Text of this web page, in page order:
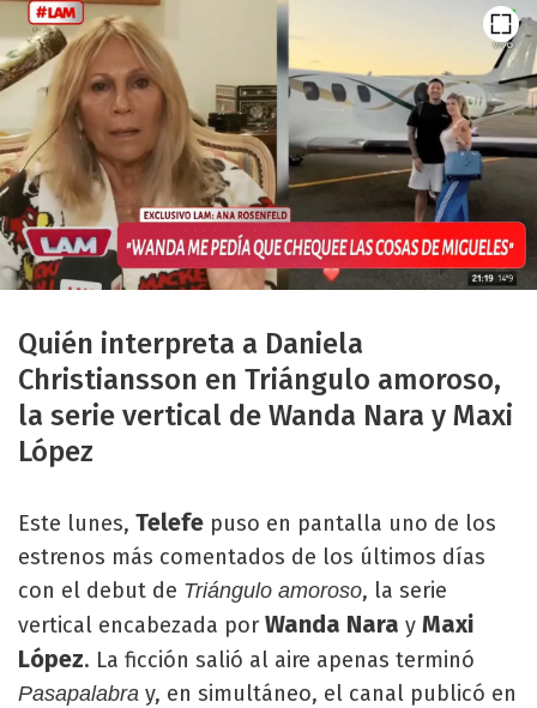
Quién interpreta a Daniela
Christiansson en Triángulo amoroso,
la serie vertical de Wanda Nara y Maxi
López
Este lunes, Telefe puso en pantalla uno de los
estrenos más comentados de los últimos días
con el debut de Triángulo amoroso, la serie
vertical encabezada por Wanda Nara y Maxi
López. La ficción salió al aire apenas terminó
Pasapalabra y, en simultáneo, el canal publicó en